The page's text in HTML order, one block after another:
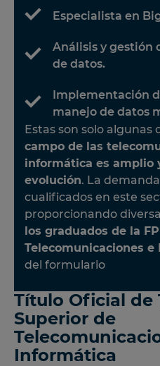
Especialista en
Análisis y gestión
de datos.
Implementación
manejo de datos
Estas son solo algunas
campo de las
informática es amplio
evolución. La
cualificados en este
proporcionando
los graduados de la
Telecomunicaciones e
del formulario
Título Oficial de
Superior de
Informática